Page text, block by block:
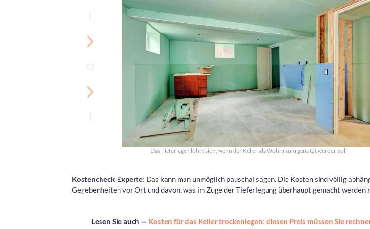
Das Tieferlegen lohnt sich, wenn der Keller als Wohnraum genutzt werden soll
Kostencheck-Experte: Das kann man unmöglich pauschal sagen. Die Kosten sind völlig
Gegebenheiten vor Ort und davon, was im Zuge der Tieferlegung überhaupt gemacht werden
Lesen Sie auch — Kosten für das Keller trockenlegen: diesen Preis müssen Sie